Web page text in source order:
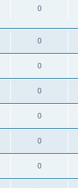
0
0
0
0
0
0
0